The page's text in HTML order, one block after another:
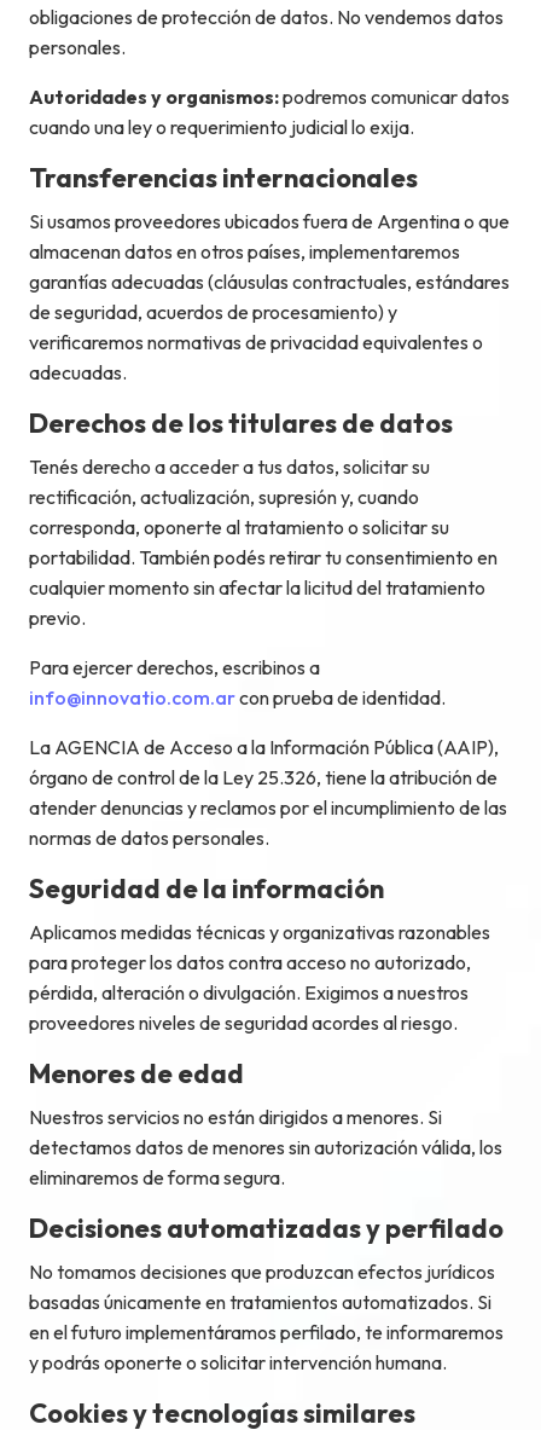
obligaciones de protección de datos. No vendemos datos
personales.
Autoridades y organismos:podremos comunicar datos
cuando una ley o requerimiento judicial lo exija.
Transferencias internacionales
Si usamos proveedores ubicados fuera de Argentina o que
almacenan datos en otros países, implementaremos
garantías adecuadas (cláusulas contractuales, estándares
de seguridad, acuerdos de procesamiento) y
verificaremos normativas de privacidad equivalentes o
adecuadas.
Derechos de los titulares de datos
Tenés derecho a acceder a tus datos, solicitar su
rectificación, actualización, supresión y, cuando
corresponda, oponerte al tratamiento o solicitar su
portabilidad. También podés retirar tu consentimiento en
cualquier momento sin afectar la licitud del tratamiento
previo.
Para ejercer derechos, escribinos a
info@innovatio.com.arcon prueba de identidad.
La AGENCIA de Acceso a la Información Pública (AAIP),
órgano de control de la Ley 25.326, tiene la atribución de
atender denuncias y reclamos por el incumplimiento de las
normas de datos personales.
Seguridad de la información
Aplicamos medidas técnicas y organizativas razonables
para proteger los datos contra acceso no autorizado,
pérdida, alteración o divulgación. Exigimos a nuestros
proveedores niveles de seguridad acordes al riesgo.
Menores de edad
Nuestros servicios no están dirigidos a menores. Si
detectamos datos de menores sin autorización válida, los
eliminaremos de forma segura.
Decisiones automatizadas y perfilado
No tomamos decisiones que produzcan efectos jurídicos
basadas únicamente en tratamientos automatizados. Si
en el futuro implementáramos perfilado, te informaremos
y podrás oponerte o solicitar intervención humana.
Cookies y tecnologías similares